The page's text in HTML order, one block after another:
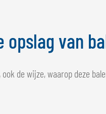
opslag van
de wijze, waarop deze